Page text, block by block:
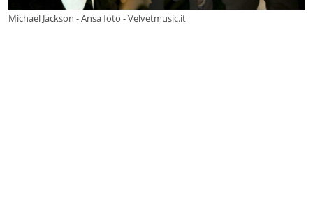
Michael Jackson - Ansa foto - Velvetmusic.it